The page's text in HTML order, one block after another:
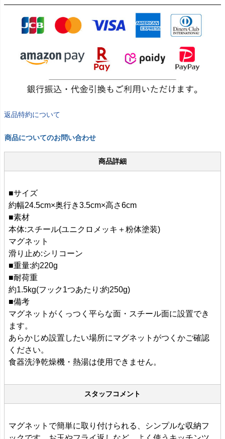
返品特約について
商品についてのお問い合わせ
商品詳細
■サイズ
約幅24.5cm×奥行き3.5cm×高さ6cm
■素材
本体:スチール(ユニクロメッキ＋粉体塗装)
マグネット
滑り止め:シリコーン
■重量:約220g
■耐荷重
約1.5kg(フック1つあたり:約250g)
■備考
マグネットがくっつく平らな面・スチール面に設置でき
ます。
あらかじめ設置したい場所にマグネットがつくかご確認
ください。
食器洗浄乾燥機・熱湯は使用できません。
スタッフコメント
マグネットで簡単に取り付けられる、シンプルな収納フ